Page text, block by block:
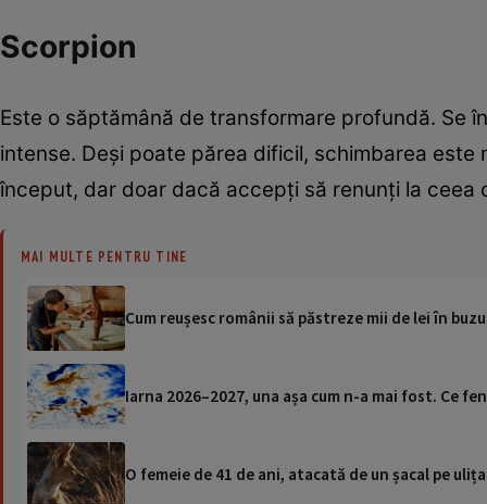
Scorpion
Este o săptămână de transformare profundă. Se
intense. Deși poate părea dificil, schimbarea
început, dar doar dacă accepți să renunți la ceea
MAI MULTE PENTRU TINE
Cum reușesc românii să păstreze mii de lei în
Iarna 2026–2027, una așa cum n-a mai fost. Ce
O femeie de 41 de ani, atacată de un șacal pe